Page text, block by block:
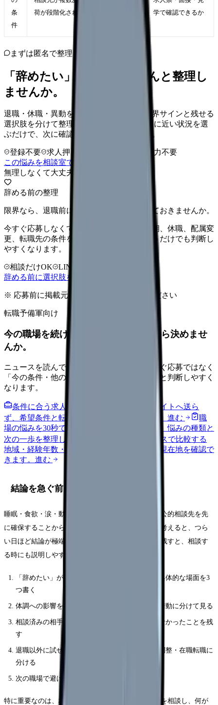
条
件
荷が段階化されている職場
学で確認できるか
まずは匿名で整理
「辞めたい」を、カンゴさんと整理し
ませんか。
退職・休職・異動を急いで決める前に、限界サインと残せる
選択肢を分けて整理します。 「辞めたい」に近い状況を選
ぶだけで、次に確認することまで進めます。
登録不要 求人押し売りなし
病院名は入力不要
この悩みを相談室で整理する
無理しなくて大丈夫
辞める前の整理
限界なら、退職前に次の逃げ道だけ確保しておきませんか。
今すぐ応募しなくても大丈夫です。退職時期、休職、配属変
更、転職先の条件を第三者に整理してもらうだけでも判断し
やすくなります。
相談だけOK LINE相談OK
辞める前に選択肢を確認する
※ 応募前に掲載元の最新情報を確認してください
転職予備軍向け
今の職場を続けるか、条件を比べてから決めませ
んか。
ニュースを読んで不安が強くなった時は、すぐ応募ではなく
「今の条件・他の選択肢・相談先」を分けると判断しやすく
なります。
条件に合う求人通知を受け取る
外部転職サイトへ送ら
ず、希望条件と転職時期を自社で預かります。 進む
職
場の悩みを30秒で診断
辞めるべきか迷う前に、悩みの種類と
次の一歩を整理します。
給料コンパスで比較する
地域・経験年数・施設形態から、今の給料の現在地を確認で
きます。 進む
結論を急ぐ前に確認する5項目
睡眠・食欲・涙・動悸・欠勤衝動を記録し、受診や公的相談先を先
に確保することから始めてください。頭の中だけで考えると、つら
い日ほど結論が極端になります。紙やメモアプリに残すと、相談す
る時にも説明しやすくなります。
「辞めたい」が口癖になっている自分と思った具体的な場面を3
つ書く
体調への影響を、睡眠・食欲・涙・動悸・欠勤衝動に分けて見る
相談済みの相手、返答、変わったこと・変わらなかったことを残
す
退職以外に試せる選択肢を、休職・異動・勤務調整・在職転職に
分ける
次の職場で避けたい条件を3つに絞る
特に重要なのは、相談の有無ではなく「具体的に何を相談し、何が